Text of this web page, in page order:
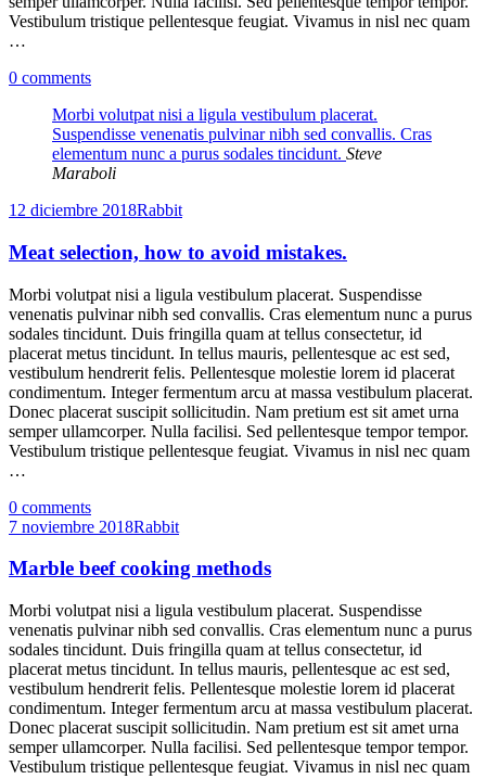
Vestibulum tristique pellentesque feugiat. Vivamus in nisl nec quam
…
0 comments
Morbi volutpat nisi a ligula vestibulum placerat.
Suspendisse venenatis pulvinar nibh sed convallis. Cras
elementum nunc a purus sodales tincidunt. Steve
Maraboli
12 diciembre 2018Rabbit
Meat selection, how to avoid mistakes.
Morbi volutpat nisi a ligula vestibulum placerat. Suspendisse
venenatis pulvinar nibh sed convallis. Cras elementum nunc a purus
sodales tincidunt. Duis fringilla quam at tellus consectetur, id
placerat metus tincidunt. In tellus mauris, pellentesque ac est sed,
vestibulum hendrerit felis. Pellentesque molestie lorem id placerat
condimentum. Integer fermentum arcu at massa vestibulum placerat.
Donec placerat suscipit sollicitudin. Nam pretium est sit amet urna
semper ullamcorper. Nulla facilisi. Sed pellentesque tempor tempor.
Vestibulum tristique pellentesque feugiat. Vivamus in nisl nec quam
…
0 comments
7 noviembre 2018Rabbit
Marble beef cooking methods
Morbi volutpat nisi a ligula vestibulum placerat. Suspendisse
venenatis pulvinar nibh sed convallis. Cras elementum nunc a purus
sodales tincidunt. Duis fringilla quam at tellus consectetur, id
placerat metus tincidunt. In tellus mauris, pellentesque ac est sed,
vestibulum hendrerit felis. Pellentesque molestie lorem id placerat
condimentum. Integer fermentum arcu at massa vestibulum placerat.
Donec placerat suscipit sollicitudin. Nam pretium est sit amet urna
semper ullamcorper. Nulla facilisi. Sed pellentesque tempor tempor.
Vestibulum tristique pellentesque feugiat. Vivamus in nisl nec quam